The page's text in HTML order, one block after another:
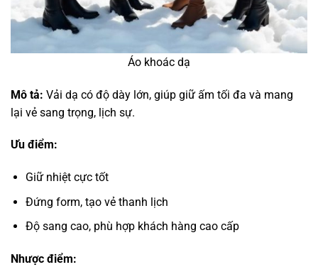
Áo khoác dạ
Mô tả: Vải dạ có độ dày lớn, giúp giữ ấm tối đa và mang
lại vẻ sang trọng, lịch sự.
Ưu điểm:
Giữ nhiệt cực tốt
Đứng form, tạo vẻ thanh lịch
Độ sang cao, phù hợp khách hàng cao cấp
Nhược điểm: